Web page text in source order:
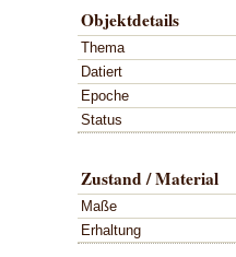
Objektdetails
Thema
Datiert
Epoche
Status
Zustand / Material
Maße
Erhaltung